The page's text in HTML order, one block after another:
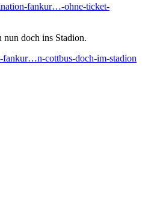
fankur…-ohne-ticket-
nun doch ins Stadion.
fankur…n-cottbus-doch-im-stadion